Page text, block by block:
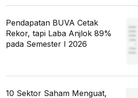
Pendapatan BUVA Cetak
Rekor, tapi Laba Anjlok 89%
pada Semester I 2026
10 Sektor Saham Menguat,